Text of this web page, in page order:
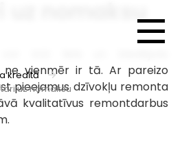
kredītā
uz nomaksu
uz nomaksu
būt liels un biedējošs
ne vienmēr ir tā. Ar pareizo
pieejamus dzīvokļu remonta
kvalitatīvus remontdarbus